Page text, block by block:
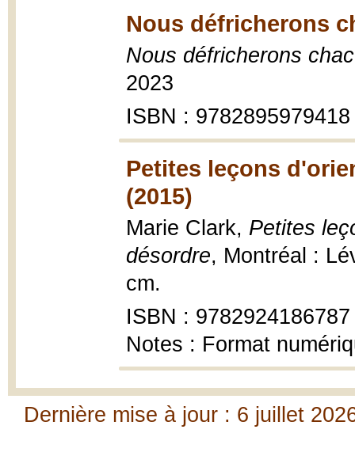
Nous défricherons
Nous défricherons
2023
ISBN : 9782895979418
Petites leçons
(2015)
Marie Clark, Petites
désordre, Montréal :
cm.
ISBN : 9782924186787
Notes : Format
Dernière mise à jour : 6 juillet